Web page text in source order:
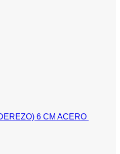
6 CM ACERO